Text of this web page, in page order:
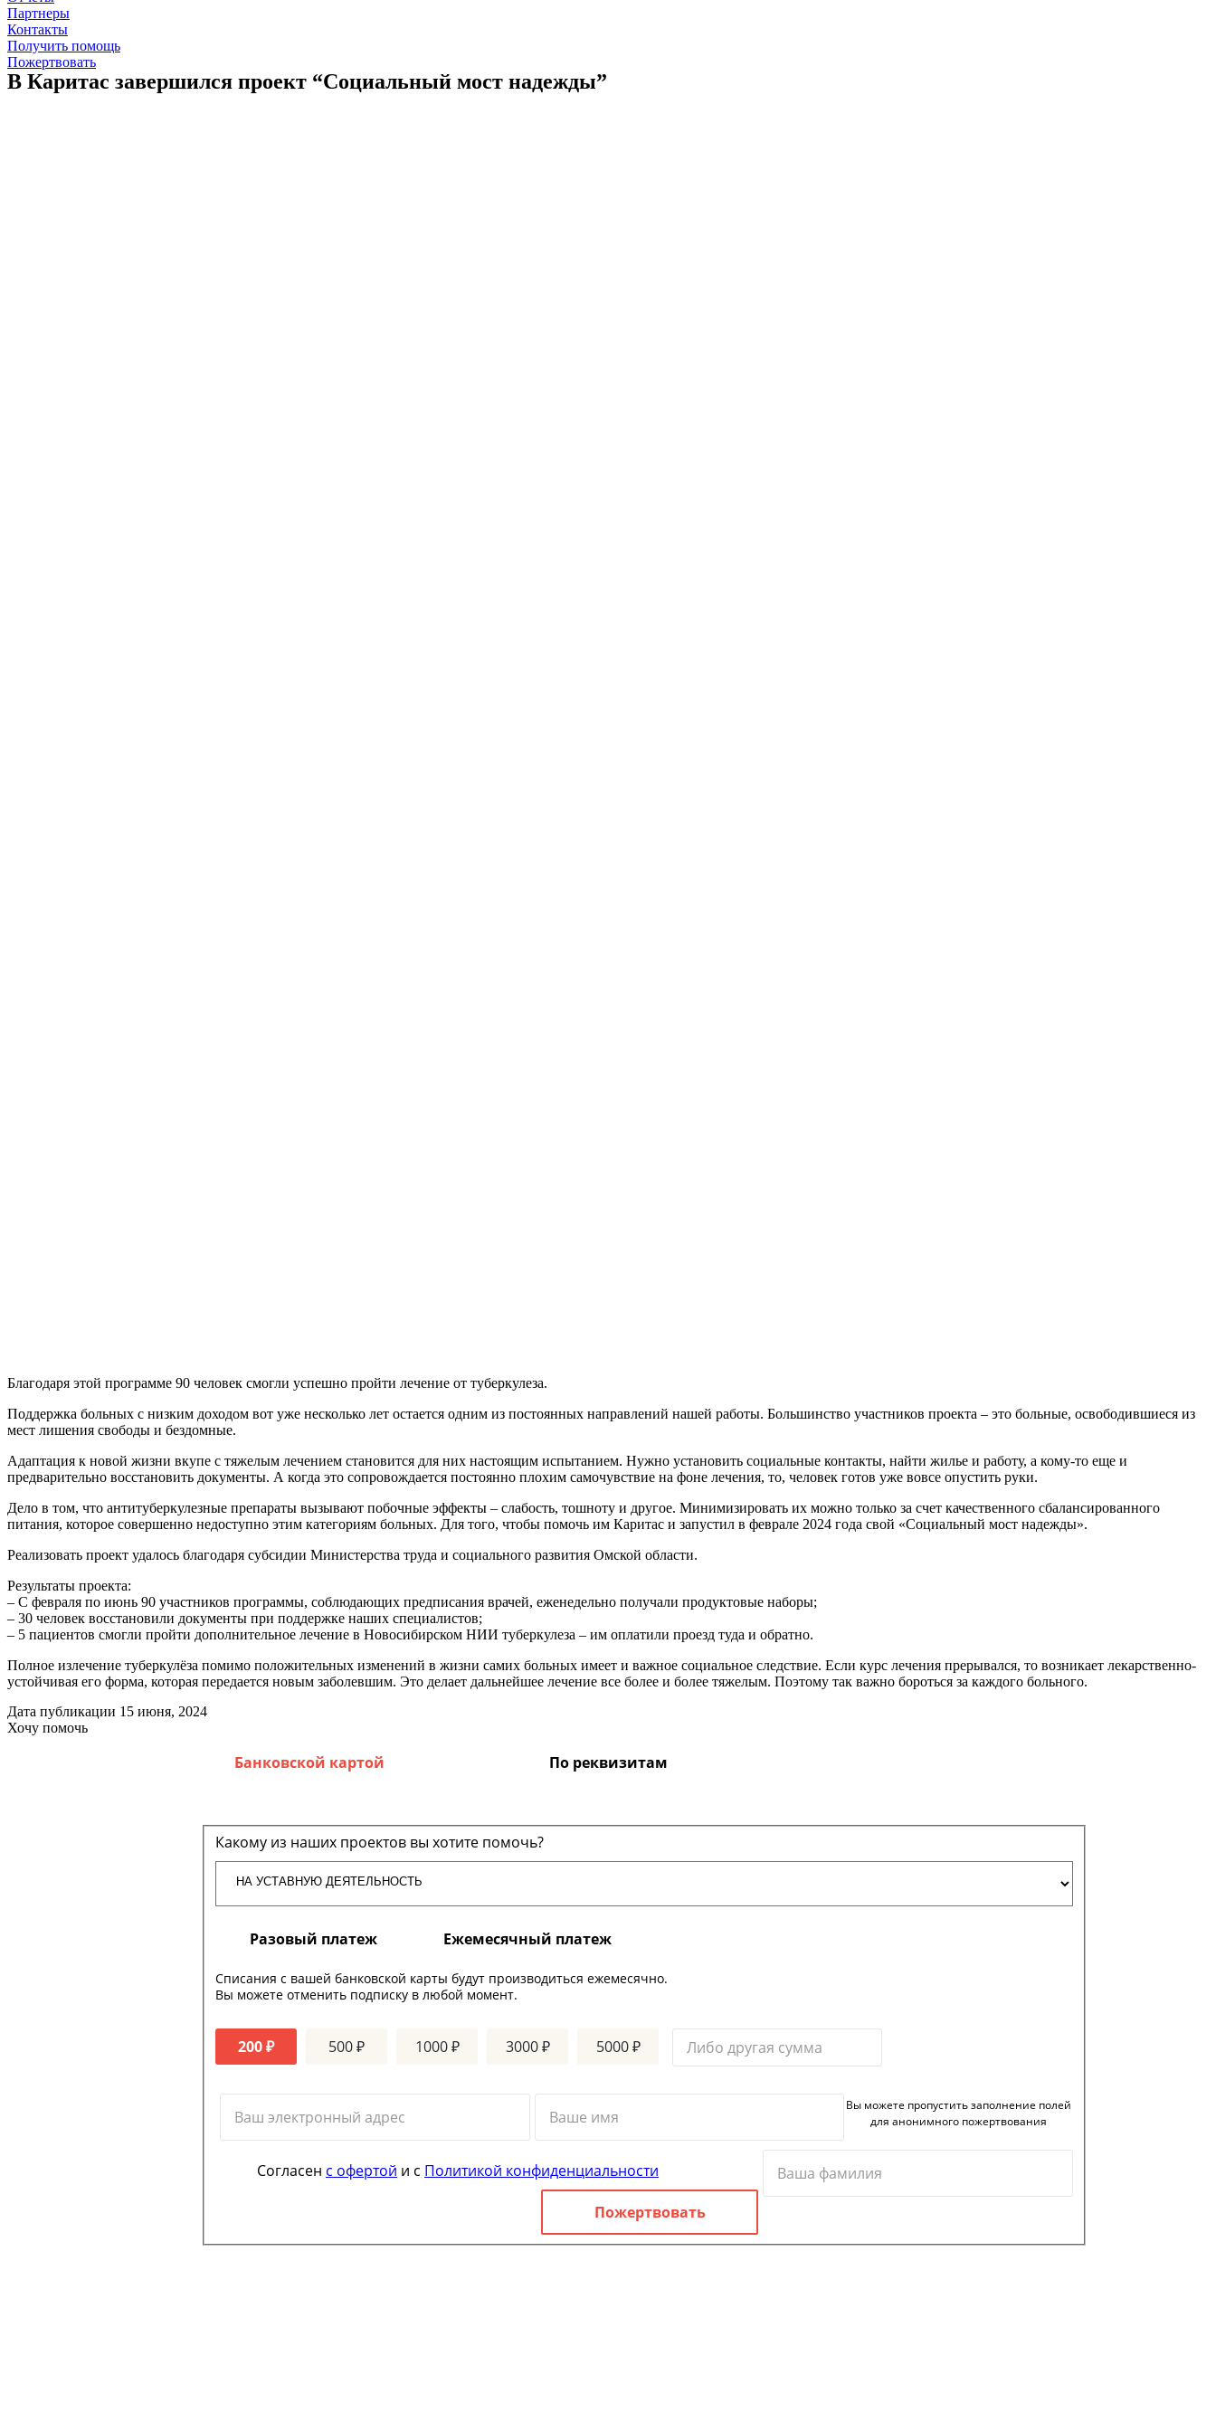
Партнеры
Контакты
Получить помощь
Пожертвовать
В Каритас завершился проект “Социальный мост надежды”
Благодаря этой программе 90 человек смогли успешно пройти лечение от туберкулеза.
Поддержка больных с низким доходом вот уже несколько лет остается одним из постоянных направлений нашей работы. Большинство участников проекта – это больные, освободившиеся из
мест лишения свободы и бездомные.
Адаптация к новой жизни вкупе с тяжелым лечением становится для них настоящим испытанием. Нужно установить социальные контакты, найти жилье и работу, а кому-то еще и
предварительно восстановить документы. А когда это сопровождается постоянно плохим самочувствие на фоне лечения, то, человек готов уже вовсе опустить руки.
Дело в том, что антитуберкулезные препараты вызывают побочные эффекты – слабость, тошноту и другое. Минимизировать их можно только за счет качественного сбалансированного
питания, которое совершенно недоступно этим категориям больных. Для того, чтобы помочь им Каритас и запустил в феврале 2024 года свой «Социальный мост надежды».
Реализовать проект удалось благодаря субсидии Министерства труда и социального развития Омской области.
Результаты проекта:
– С февраля по июнь 90 участников программы, соблюдающих предписания врачей, еженедельно получали продуктовые наборы;
– 30 человек восстановили документы при поддержке наших специалистов;
– 5 пациентов смогли пройти дополнительное лечение в Новосибирском НИИ туберкулеза – им оплатили проезд туда и обратно.
Полное излечение туберкулёза помимо положительных изменений в жизни самих больных имеет и важное социальное следствие. Если курс лечения прерывался, то возникает лекарственно-
устойчивая его форма, которая передается новым заболевшим. Это делает дальнейшее лечение все более и более тяжелым. Поэтому так важно бороться за каждого больного.
Дата публикации 15 июня, 2024
Хочу помочь
Банковской картой
Какому из наших проектов вы хотите помочь?
Разовый платеж Ежемесячный платеж
Списания с вашей банковской карты будут производиться ежемесячно.
Вы можете отменить подписку в любой момент.
200 ₽ 500 ₽ 1000 ₽ 3000 ₽ 5000 ₽
Вы можете пропустить заполнение полей
для анонимного пожертвования
Согласен с офертой и с Политикой конфиденциальности
По реквизитам